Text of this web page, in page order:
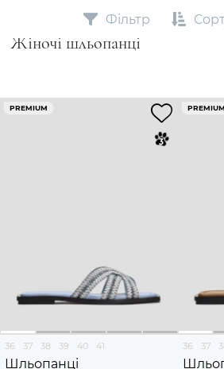
Жіночі шльопанці
Фільтр
PREMIUM
36 37 38 39 40 41
Шльопанці
PREMIUM
36 37